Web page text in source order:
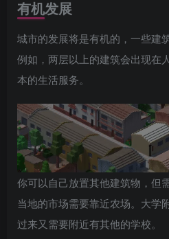
有机发展
城市的发展将是有机的，一些建
例如，两层以上的建筑会出现在
本的生活服务。
你可以自己放置其他建筑物，但
当地的市场需要靠近农场。大学
过来又需要附近有其他的学校。